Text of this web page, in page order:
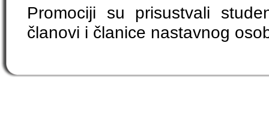
Promociji su prisustvali
članovi i članice nastavnog